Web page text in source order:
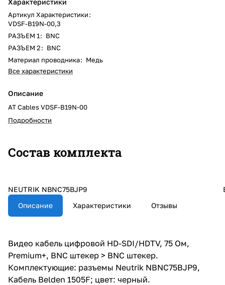
Артикул Характеристики:
VDSF-B19N-00,3
РАЗЪЕМ 1: BNC
РАЗЪЕМ 2: BNC
Материал проводника: Медь
Все характеристики
Описание
AT Cables VDSF-B19N-00
Подробности
Состав комплекта
NEUTRIK NBNC75BJP9
Описание
Характеристики Отзывы
Видео кабель цифровой HD-SDI/HDTV, 75 Ом,
Premium+, BNC штекер > BNC штекер.
Комплектующие: разъемы Neutrik NBNC75BJP9,
Кабель Belden 1505F; цвет: черный.